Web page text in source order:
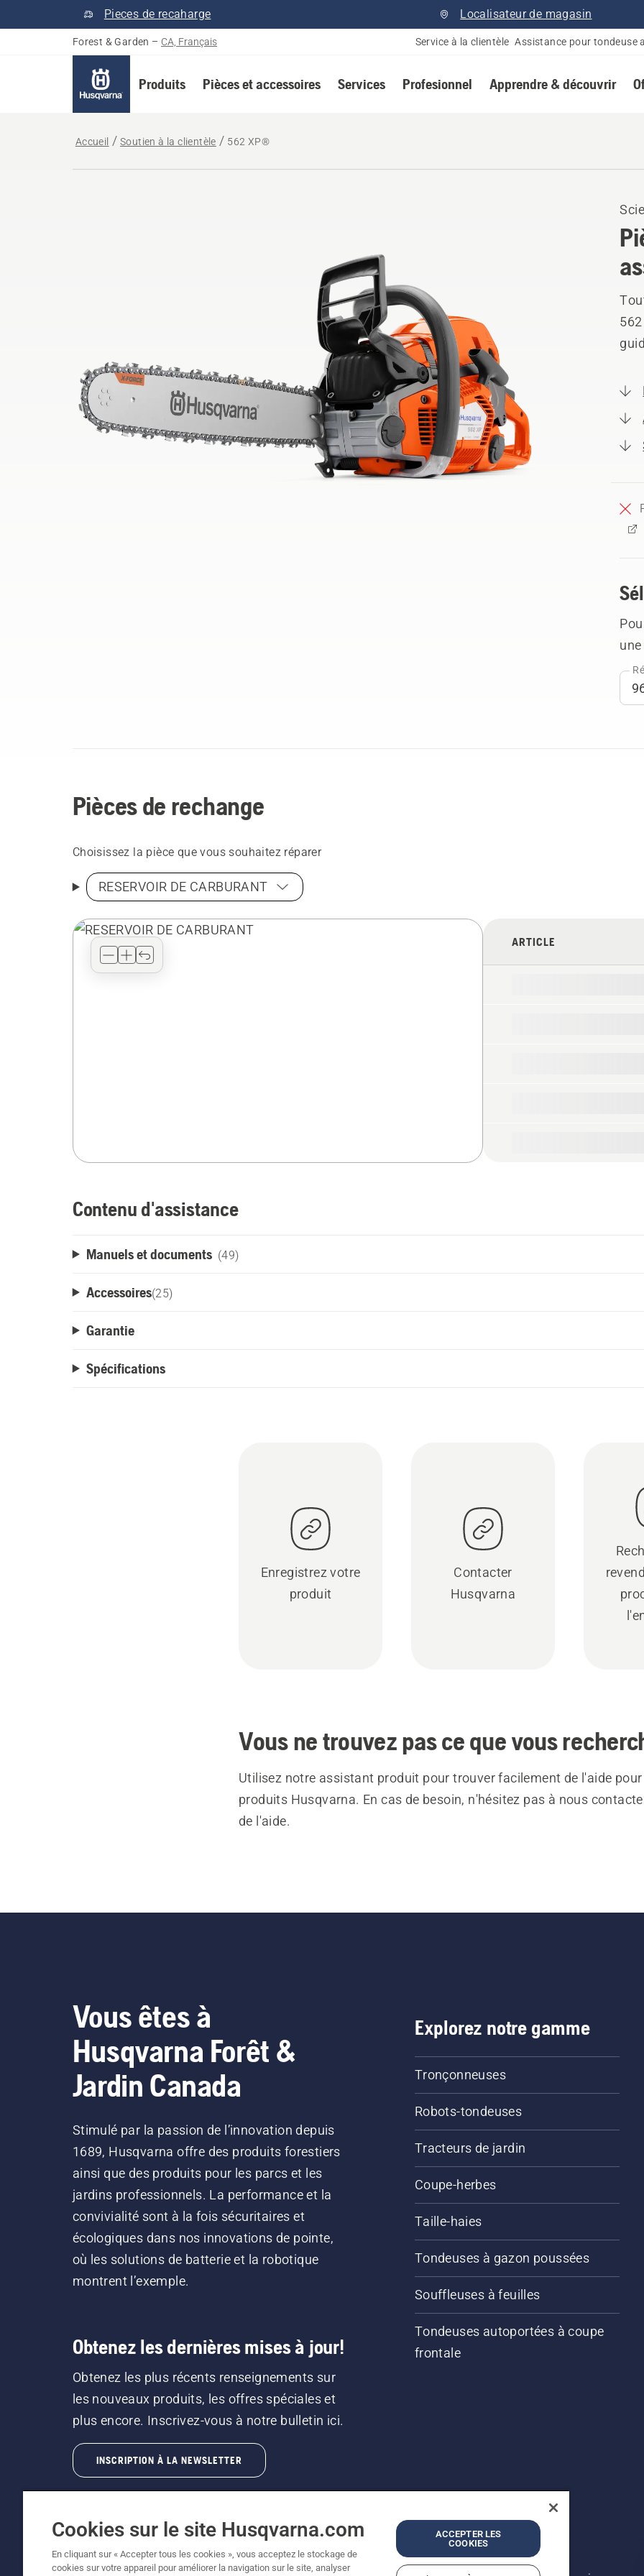
Pieces de recaharge Localisateur de magasin
Forest & Garden – CA, Français Service à la clientèle Assistance pour tondeuse
Produits Pièces et accessoires Services Profesionnel Apprendre & découvrir
Accueil Soutien à la clientèle 562 XP®
Pièces de rechange
Choisissez la pièce que vous souhaitez réparer
RESERVOIR DE CARBURANT
ARTICLE
Contenu d'assistance
Manuels et documents (49)
Accessoires(25)
Garantie
Spécifications
Enregistrez votre
produit
Contacter
Husqvarna
Vous ne trouvez pas ce que vous
Utilisez notre assistant produit pour trouver facilement de l'aide
produits Husqvarna. En cas de besoin, n'hésitez pas à nous
de l'aide.
Vous êtes à
Husqvarna Forêt &
Jardin Canada
Stimulé par la passion de l’innovation depuis
1689, Husqvarna offre des produits forestiers
ainsi que des produits pour les parcs et les
jardins professionnels. La performance et la
convivialité sont à la fois sécuritaires et
écologiques dans nos innovations de pointe,
où les solutions de batterie et la robotique
montrent l’exemple.
Obtenez les dernières mises à jour!
Obtenez les plus récents renseignements sur
les nouveaux produits, les offres spéciales et
plus encore. Inscrivez-vous à notre bulletin ici.
INSCRIPTION À LA NEWSLETTER
Explorez notre gamme
Tronçonneuses
Robots-tondeuses
Tracteurs de jardin
Coupe-herbes
Taille-haies
Tondeuses à gazon poussées
Souffleuses à feuilles
Tondeuses autoportées à coupe
frontale
Cookies sur le site Husqvarna.com
En cliquant sur « Accepter tous les cookies », vous acceptez le stockage de
cookies sur votre appareil pour améliorer la navigation sur le site, analyser
ACCEPTER LES
COOKIES